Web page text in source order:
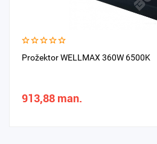
Prožektor WELLMAX 360W 6500K
913,88 man.